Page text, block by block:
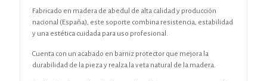
Fabricado en madera de abedul de alta calidad y producción
nacional (España), este soporte combina resistencia, estabilidad
y una estética cuidada para uso profesional.
Cuenta con un acabado en barniz protector que mejora la
durabilidad de la pieza y realza la veta natural de la madera.